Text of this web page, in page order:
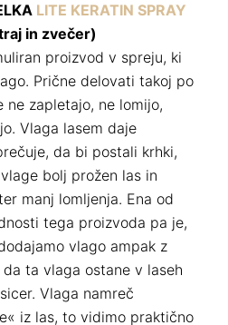
LITE KERATIN SPRAY
in zvečer)
proizvod v spreju, ki
Prične delovati takoj po
ne zapletajo, ne lomijo,
Vlaga lasem daje
da bi postali krhki,
bolj prožen las in
manj lomljenja. Ena od
tega proizvoda pa je,
vlago ampak z
ta vlaga ostane v laseh
Vlaga namreč
iz las, to vidimo praktično